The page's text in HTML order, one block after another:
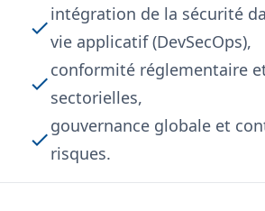
intégration de la sécurité
vie applicatif (DevSecOps),​
conformité réglementaire
sectorielles,​
gouvernance globale et
risques.